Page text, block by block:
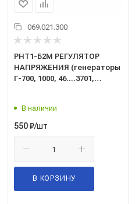
069.021.300
РНТ1-Б2М РЕГУЛЯТОР
НАПРЯЖЕНИЯ (генераторы
Г-700, 1000, 46....3701,
В наличии
550₽/шт
В КОРЗИНУ